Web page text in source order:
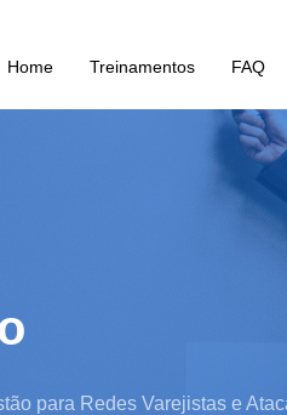
Home Treinamentos FAQ
para Redes Varejistas e